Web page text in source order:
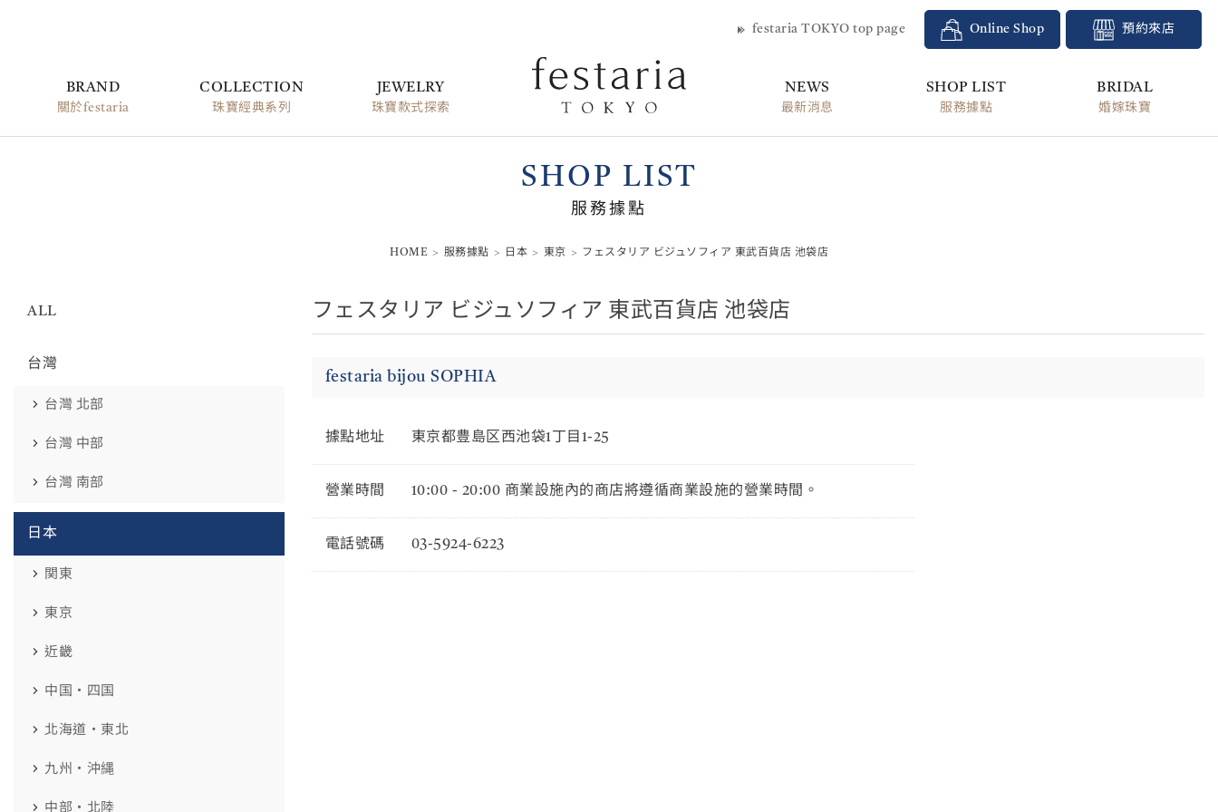
festaria TOKYO top page Online Shop 預約來店
BRAND
關於festaria
COLLECTION
珠寶經典系列
JEWELRY
珠寶款式探索
NEWS
最新消息
SHOP LIST
服務據點
BRIDAL
婚嫁珠寶
SHOP LIST
服務據點
HOME 服務據點 日本 東京 フェスタリア ビジュソフィア 東武百貨店 池袋店
ALL
台灣
台灣 北部
台灣 中部
台灣 南部
日本
関東
東京
近畿
中国・四国
北海道・東北
九州・沖縄
中部・北陸
フェスタリア ビジュソフィア 東武百貨店 池袋店
festaria bijou SOPHIA
據點地址 東京都豊島区西池袋1丁目1-25
營業時間 10:00 - 20:00 商業設施內的商店將遵循商業設施的營業時間。
電話號碼 03-5924-6223